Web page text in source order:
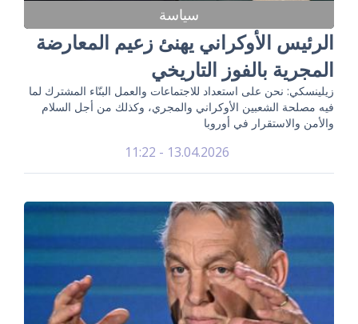
سياسة
الرئيس الأوكراني يهنئ زعيم المعارضة
المجرية بالفوز التاريخي
زيلينسكي: نحن على استعداد للاجتماعات والعمل البنّاء المشترك لما
فيه مصلحة الشعبين الأوكراني والمجري، وكذلك من أجل السلام
والأمن والاستقرار في أوروبا
13.04.2026 - 11:22